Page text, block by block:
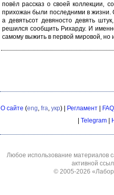
повёл рассказ о своей коллекции,
прихожан были последними в жизни.
а девятьсот девяносто девять
решился сообщить Рихарду. И
самому выжить в первой мировой, но
О сайте (eng, fra, укр) | Регламент| FAQ
Telegram
Любое использование материалов
активной
© 2005-2026